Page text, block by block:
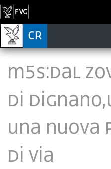
M5S:Dal
di
una nuova
di VIA